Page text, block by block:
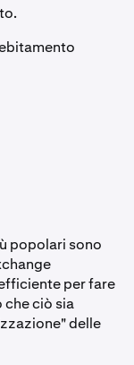
popolari sono
per fare
ciò sia
delle